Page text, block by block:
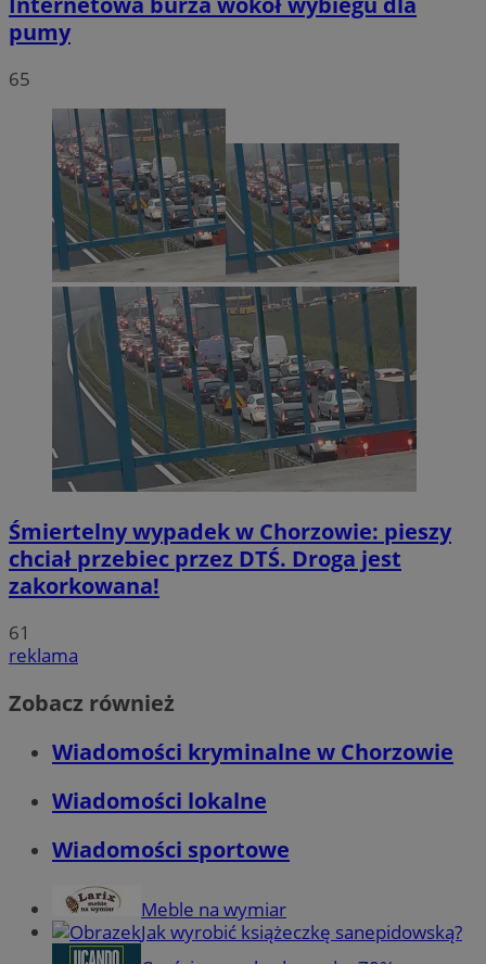
pumy
65
Śmiertelny wypadek w Chorzowie: pieszy
chciał przebiec przez DTŚ. Droga jest
zakorkowana!
61
reklama
Zobacz również
Wiadomości kryminalne w Chorzowie
Wiadomości lokalne
Wiadomości sportowe
Meble na wymiar
Jak wyrobić książeczkę sanepidowską?